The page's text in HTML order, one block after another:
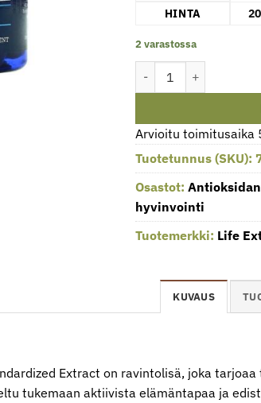
HINTA
2 varastossa
Arvioitu toimitusaika
Tuotetunnus (SKU):
Osastot:
hyvinvointi
Tuotemerkki: Life
KUVAUS
Extract on ravintolisä, joka
tukemaan aktiivista elämäntapaa ja